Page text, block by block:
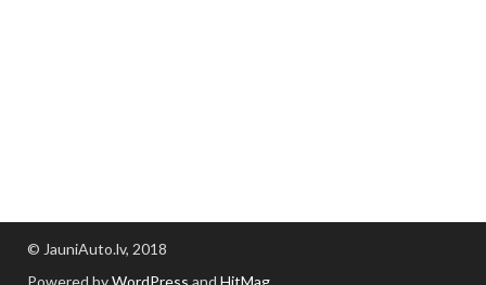
© JauniAuto.lv, 2018